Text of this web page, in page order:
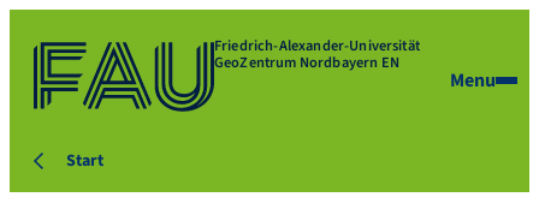
Friedrich-Alexander-Universität
GeoZentrum Nordbayern EN
Menu
Start